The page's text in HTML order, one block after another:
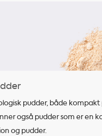
pudder, både
også pudder som er en
og pudder.